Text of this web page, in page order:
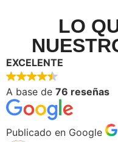
LO
EXCELENTE
A base de 76 reseñas
Publicado en Google